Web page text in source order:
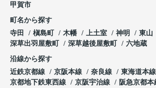
甲賀市
町名から探す
寺田
槇島町 木幡 上土室 神明 東山
深草出羽屋敷町
深草越後屋敷町 六地蔵
沿線から探す
近鉄京都線
京阪本線 奈良線
東海道本線
京都地下鉄東西線
京阪宇治線
阪急京都本